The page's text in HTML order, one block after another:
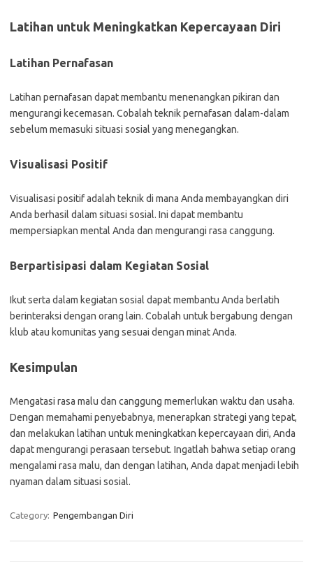
Latihan untuk Meningkatkan Kepercayaan Diri
Latihan Pernafasan
Latihan pernafasan dapat membantu menenangkan pikiran dan
mengurangi kecemasan. Cobalah teknik pernafasan dalam-dalam
sebelum memasuki situasi sosial yang menegangkan.
Visualisasi Positif
Visualisasi positif adalah teknik di mana Anda membayangkan diri
Anda berhasil dalam situasi sosial. Ini dapat membantu
mempersiapkan mental Anda dan mengurangi rasa canggung.
Berpartisipasi dalam Kegiatan Sosial
Ikut serta dalam kegiatan sosial dapat membantu Anda berlatih
berinteraksi dengan orang lain. Cobalah untuk bergabung dengan
klub atau komunitas yang sesuai dengan minat Anda.
Kesimpulan
Mengatasi rasa malu dan canggung memerlukan waktu dan usaha.
Dengan memahami penyebabnya, menerapkan strategi yang tepat,
dan melakukan latihan untuk meningkatkan kepercayaan diri, Anda
dapat mengurangi perasaan tersebut. Ingatlah bahwa setiap orang
mengalami rasa malu, dan dengan latihan, Anda dapat menjadi lebih
nyaman dalam situasi sosial.
Category: Pengembangan Diri